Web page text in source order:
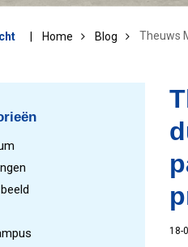
Home Blog Theuws
18-